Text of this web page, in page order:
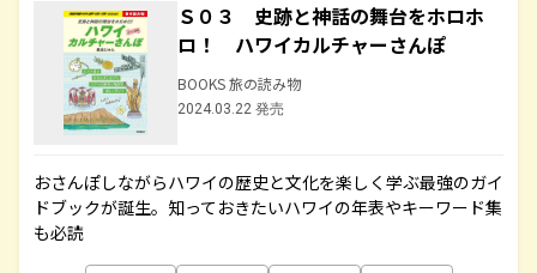
Ｓ０３ 史跡と神話の舞台をホロホ
ロ！ ハワイカルチャーさんぽ
BOOKS 旅の読み物
2024.03.22 発売
おさんぽしながらハワイの歴史と文化を楽しく学ぶ最強のガイ
ドブックが誕生。知っておきたいハワイの年表やキーワード集
も必読